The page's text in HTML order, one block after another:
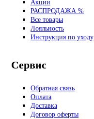
Акции
РАСПРОДАЖА %
Все товары
Лояльность
Инструкция по уходу
Сервис
Обратная связь
Оплата
Доставка
Договор оферты